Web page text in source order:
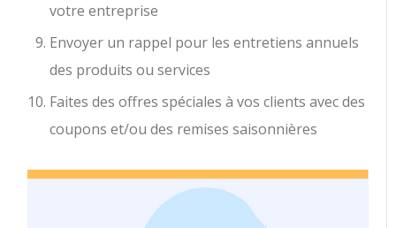
votre entreprise
Envoyer un rappel pour les entretiens annuels
des produits ou services
Faites des offres spéciales à vos clients avec des
coupons et/ou des remises saisonnières